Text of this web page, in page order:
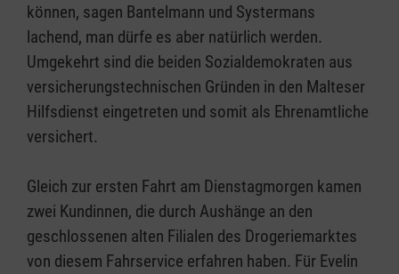
können, sagen Bantelmann und Systermans
lachend, man dürfe es aber natürlich werden.
Umgekehrt sind die beiden Sozialdemokraten aus
versicherungstechnischen Gründen in den Malteser
Hilfsdienst eingetreten und somit als Ehrenamtliche
versichert.
Gleich zur ersten Fahrt am Dienstagmorgen kamen
zwei Kundinnen, die durch Aushänge an den
geschlossenen alten Filialen des Drogeriemarktes
von diesem Fahrservice erfahren haben. Für Evelin